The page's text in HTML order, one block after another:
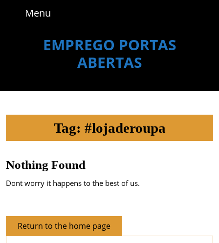
Menu
EMPREGO PORTAS
ABERTAS
Tag: #lojaderoupa
Nothing Found
Dont worry it happens to the best of us.
Return to the home pageReturn
to